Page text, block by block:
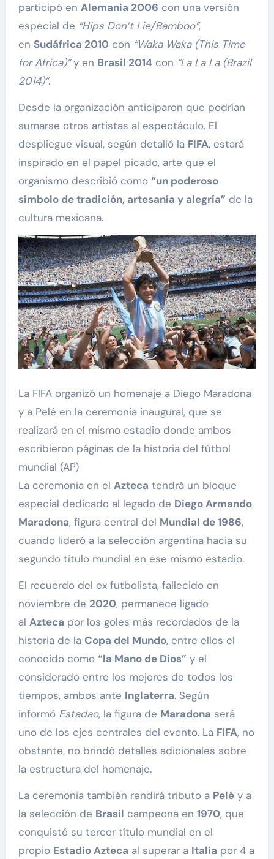
participó en Alemania 2006 con una versión
especial de “Hips Don’t Lie/Bamboo”,
en Sudáfrica 2010 con “Waka Waka (This Time
for Africa)”y en Brasil 2014con “La La La (Brazil
2014)”.
Desde la organización anticiparon que podrían
sumarse otros artistas al espectáculo. El
despliegue visual, según detalló la FIFA, estará
inspirado en el papel picado, arte que el
organismo describió como “un poderoso
símbolo de tradición, artesanía y alegría” de la
cultura mexicana.
La FIFA organizó un homenaje a Diego Maradona
y a Pelé en la ceremonia inaugural, que se
realizará en el mismo estadio donde ambos
escribieron páginas de la historia del fútbol
mundial (AP)
La ceremonia en el Azteca tendrá un bloque
especial dedicado al legado de Diego Armando
Maradona, figura central del Mundial de 1986,
cuando lideró a la selección argentina hacia su
segundo título mundial en ese mismo estadio.
El recuerdo del ex futbolista, fallecido en
noviembre de 2020, permanece ligado
al Azteca por los goles más recordados de la
historia de la Copa del Mundo, entre ellos el
conocido como “la Mano de Dios” y el
considerado entre los mejores de todos los
tiempos, ambos ante Inglaterra. Según
informó Estadao, la figura de Maradona será
uno de los ejes centrales del evento. La FIFA, no
obstante, no brindó detalles adicionales sobre
la estructura del homenaje.
La ceremonia también rendirá tributo a Peléy a
la selección de Brasil campeona en 1970, que
conquistó su tercer título mundial en el
propio Estadio Azteca al superar a Italia por 4 a